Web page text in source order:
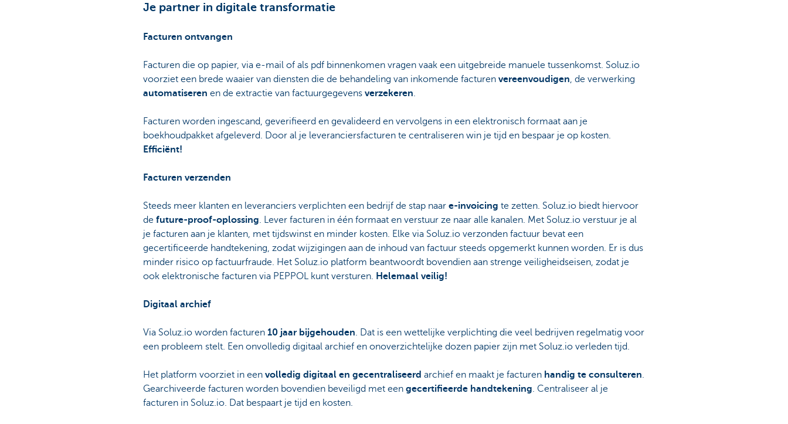
Je partner in digitale transformatie
Facturen ontvangen
Facturen die op papier, via e-mail of als pdf binnenkomen vragen vaak een uitgebreide manuele tussenkomst. Soluz.io
voorziet een brede waaier van diensten die de behandeling van inkomende facturen vereenvoudigen, de verwerking
automatiseren en de extractie van factuurgegevens verzekeren.
Facturen worden ingescand, geverifieerd en gevalideerd en vervolgens in een elektronisch formaat aan je
boekhoudpakket afgeleverd. Door al je leveranciersfacturen te centraliseren win je tijd en bespaar je op kosten.
Efficiënt!
Facturen verzenden
Steeds meer klanten en leveranciers verplichten een bedrijf de stap naar e-invoicing te zetten. Soluz.io biedt hiervoor
de future-proof-oplossing. Lever facturen in één formaat en verstuur ze naar alle kanalen. Met Soluz.io verstuur je al
je facturen aan je klanten, met tijdswinst en minder kosten. Elke via Soluz.io verzonden factuur bevat een
gecertificeerde handtekening, zodat wijzigingen aan de inhoud van factuur steeds opgemerkt kunnen worden. Er is dus
minder risico op factuurfraude. Het Soluz.io platform beantwoordt bovendien aan strenge veiligheidseisen, zodat je
ook elektronische facturen via PEPPOL kunt versturen. Helemaal veilig!
Digitaal archief
Via Soluz.io worden facturen 10 jaar bijgehouden. Dat is een wettelijke verplichting die veel bedrijven regelmatig voor
een probleem stelt. Een onvolledig digitaal archief en onoverzichtelijke dozen papier zijn met Soluz.io verleden tijd.
Het platform voorziet in een volledig digitaal en gecentraliseerd archief en maakt je facturen handig te consulteren.
Gearchiveerde facturen worden bovendien beveiligd met een gecertifieerde handtekening. Centraliseer al je
facturen in Soluz.io. Dat bespaart je tijd en kosten.